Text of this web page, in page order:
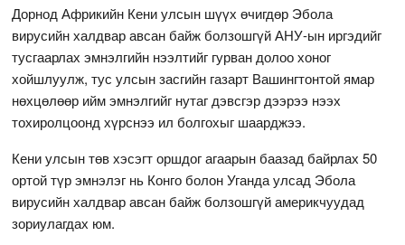
Дорнод Африкийн Кени улсын шүүх өчигдөр Эбола
вирусийн халдвар авсан байж болзошгүй АНУ-ын иргэдийг
тусгаарлах эмнэлгийн нээлтийг гурван долоо хоног
хойшлуулж, тус улсын засгийн газарт Вашингтонтой ямар
нөхцөлөөр ийм эмнэлгийг нутаг дэвсгэр дээрээ нээх
тохиролцоонд хүрснээ ил болгохыг шаарджээ.
Кени улсын төв хэсэгт оршдог агаарын баазад байрлах 50
ортой түр эмнэлэг нь Конго болон Уганда улсад Эбола
вирусийн халдвар авсан байж болзошгүй америкчуудад
зориулагдах юм.